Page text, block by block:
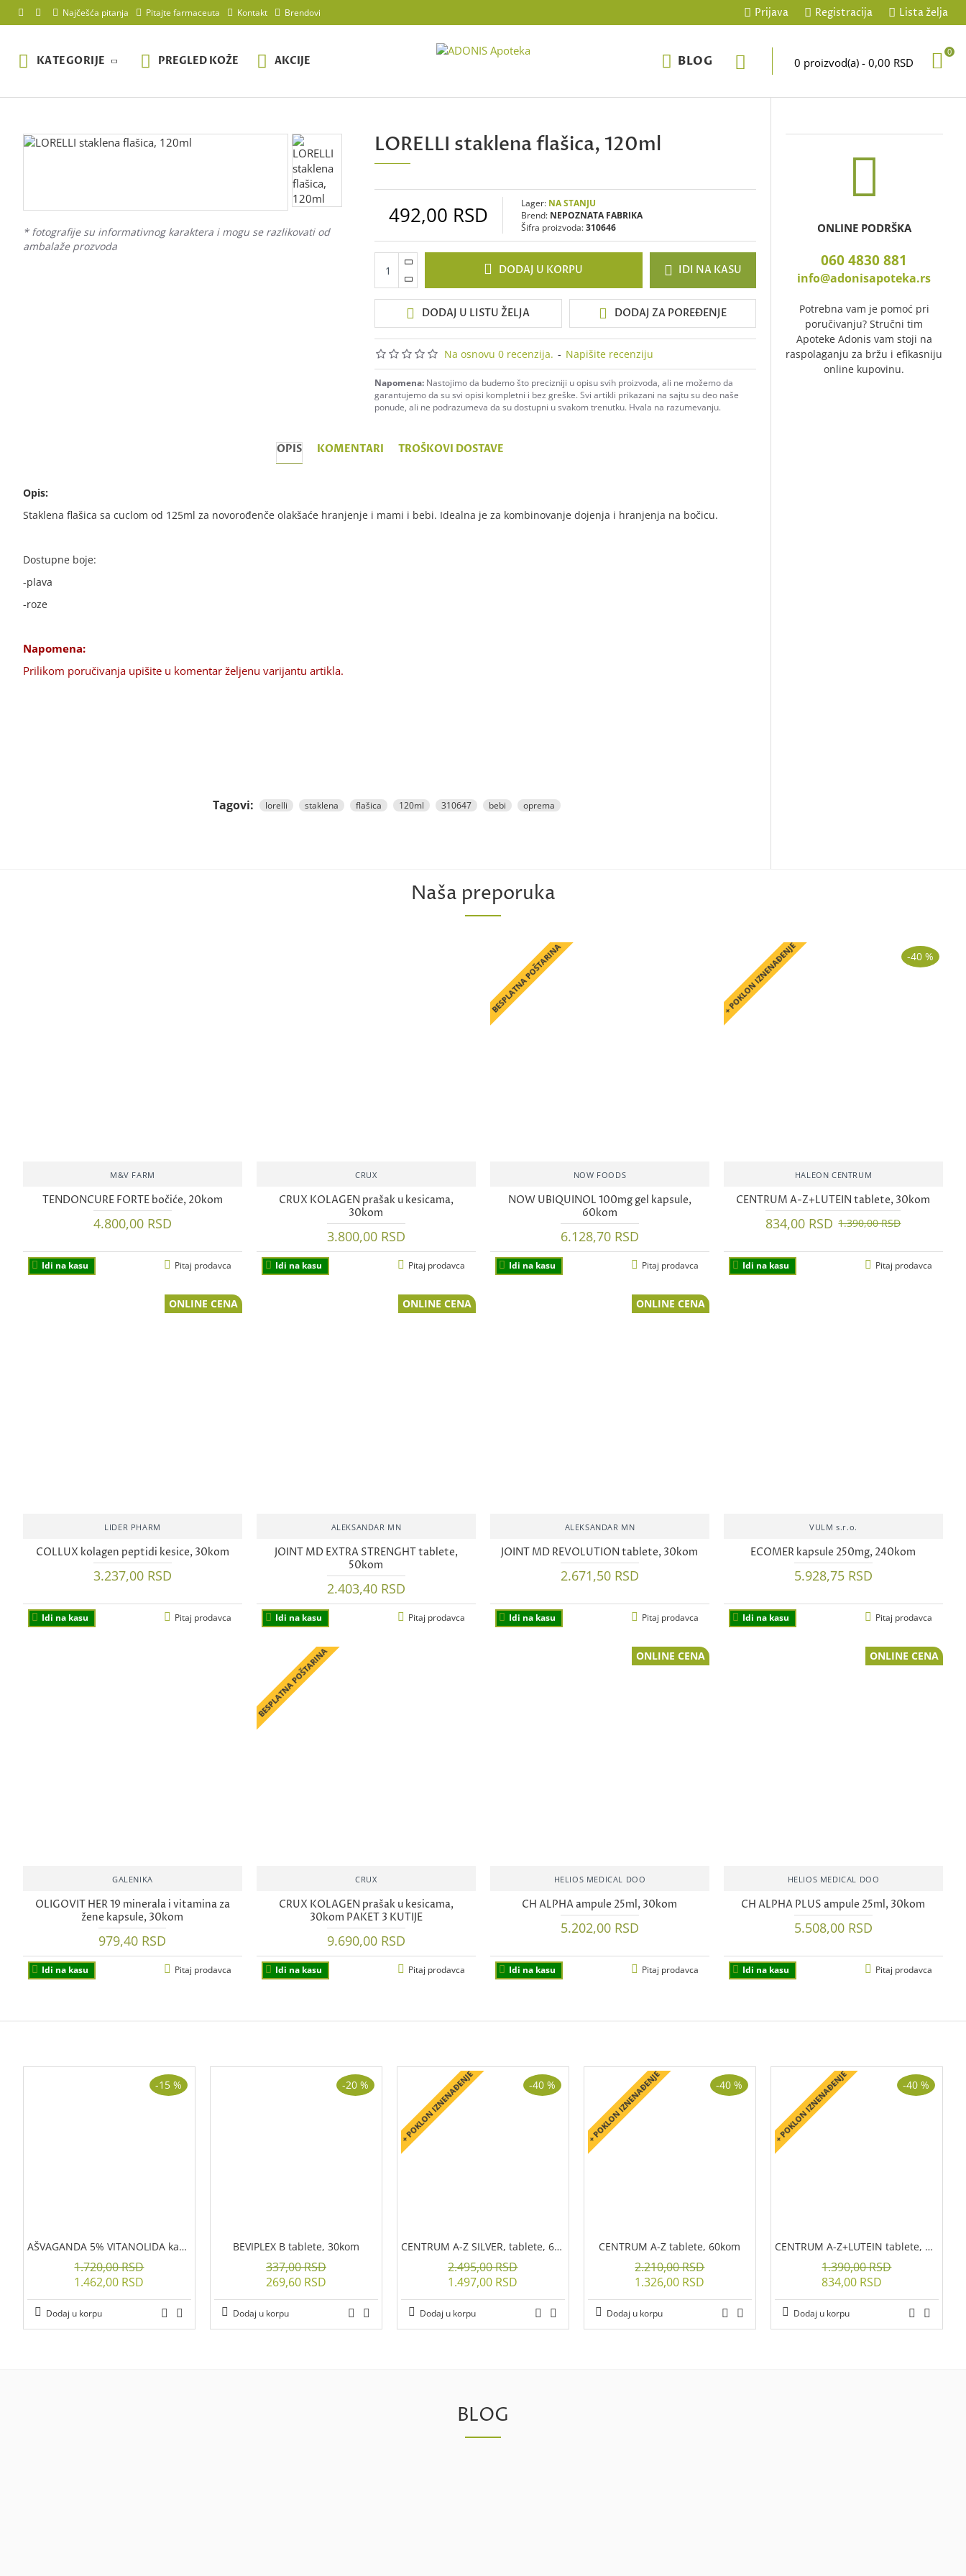
Najčešća pitanja Pitajte farmaceuta Kontakt Brendovi Prijava Registracija Lista želja
KATEGORIJE PREGLED KOŽE AKCIJE BLOG 0 proizvod(a) - 0,00 RSD
0
* fotografije su informativnog karaktera i mogu se razlikovati od
ambalaže prozvoda
LORELLI staklena flašica, 120ml
Na osnovu 0 recenzija. - Napišite recenziju
492,00 RSD Lager: NA STANJU
Brend: NEPOZNATA FABRIKA
Šifra proizvoda:310646
DODAJ U KORPU IDI NA KASU
DODAJ U LISTU ŽELJA DODAJ ZA POREĐENJE
Napomena: Nastojimo da budemo što precizniji u opisu svih proizvoda, ali ne možemo da
garantujemo da su svi opisi kompletni i bez greške. Svi artikli prikazani na sajtu su deo naše
ponude, ali ne podrazumeva da su dostupni u svakom trenutku. Hvala na razumevanju.
OPIS KOMENTARI TROŠKOVI DOSTAVE
Opis:
Staklena flašica sa cuclom od 125ml za novorođenče olakšaće hranjenje i mami i bebi. Idealna je za kombinovanje dojenja i hranjenja na bočicu.
Dostupne boje:
-plava
-roze
Napomena:
Prilikom poručivanja upišite u komentar željenu varijantu artikla.
Tagovi: lorelli staklena flašica 120ml 310647 bebi oprema
ONLINE PODRŠKA
060 4830 881
info@adonisapoteka.rs
Potrebna vam je pomoć pri
poručivanju? Stručni tim
Apoteke Adonis vam stoji na
raspolaganju za bržu i efikasniju
online kupovinu.
Naša preporuka
M&V FARM
TENDONCURE FORTE bočiće, 20kom
4.800,00 RSD
Idi na kasu Pitaj prodavca
CRUX
CRUX KOLAGEN prašak u kesicama,
30kom
3.800,00 RSD
Idi na kasu Pitaj prodavca
BESPLATNA POŠTARINA
NOW FOODS
NOW UBIQUINOL 100mg gel kapsule,
60kom
6.128,70 RSD
Idi na kasu Pitaj prodavca
+ POKLON IZNENAĐENJE -40 %
HALEON CENTRUM
CENTRUM A-Z+LUTEIN tablete, 30kom
834,00 RSD 1.390,00 RSD
Idi na kasu Pitaj prodavca
ONLINE CENA
LIDER PHARM
COLLUX kolagen peptidi kesice, 30kom
3.237,00 RSD
Idi na kasu Pitaj prodavca
ONLINE CENA
ALEKSANDAR MN
JOINT MD EXTRA STRENGHT tablete,
50kom
2.403,40 RSD
Idi na kasu Pitaj prodavca
ONLINE CENA
ALEKSANDAR MN
JOINT MD REVOLUTION tablete, 30kom
2.671,50 RSD
Idi na kasu Pitaj prodavca
VULM s.r.o.
ECOMER kapsule 250mg, 240kom
5.928,75 RSD
Idi na kasu Pitaj prodavca
GALENIKA
OLIGOVIT HER 19 minerala i vitamina za
žene kapsule, 30kom
979,40 RSD
Idi na kasu Pitaj prodavca
BESPLATNA POŠTARINA
CRUX
CRUX KOLAGEN prašak u kesicama,
30kom PAKET 3 KUTIJE
9.690,00 RSD
Idi na kasu Pitaj prodavca
ONLINE CENA
HELIOS MEDICAL DOO
CH ALPHA ampule 25ml, 30kom
5.202,00 RSD
Idi na kasu Pitaj prodavca
ONLINE CENA
HELIOS MEDICAL DOO
CH ALPHA PLUS ampule 25ml, 30kom
5.508,00 RSD
Idi na kasu Pitaj prodavca
-15 %
AŠVAGANDA 5% VITANOLIDA kapsule, 60kom
1.462,00 RSD
1.720,00 RSD
Dodaj u korpu
-20 %
BEVIPLEX B tablete, 30kom
269,60 RSD
337,00 RSD
Dodaj u korpu
+ POKLON IZNENAĐENJE -40 %
CENTRUM A-Z SILVER, tablete, 60kom.
1.497,00 RSD
2.495,00 RSD
Dodaj u korpu
+ POKLON IZNENAĐENJE -40 %
CENTRUM A-Z tablete, 60kom
1.326,00 RSD
2.210,00 RSD
Dodaj u korpu
+ POKLON IZNENAĐENJE -40 %
CENTRUM A-Z+LUTEIN tablete, 30kom
834,00 RSD
1.390,00 RSD
Dodaj u korpu
BLOG